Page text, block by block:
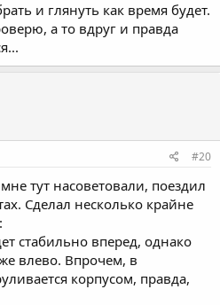
и глянуть как время будет.
а то вдруг и правда
#20
тут насоветовали, поездил
Сделал несколько крайне
стабильно вперед, однако
влево. Впрочем, в
корпусом, правда,